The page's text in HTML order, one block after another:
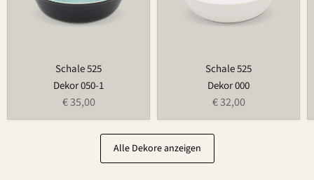
Schale 525
Dekor 050-1
€ 35,00
Schale 525
Dekor 000
€ 32,00
Alle Dekore anzeigen